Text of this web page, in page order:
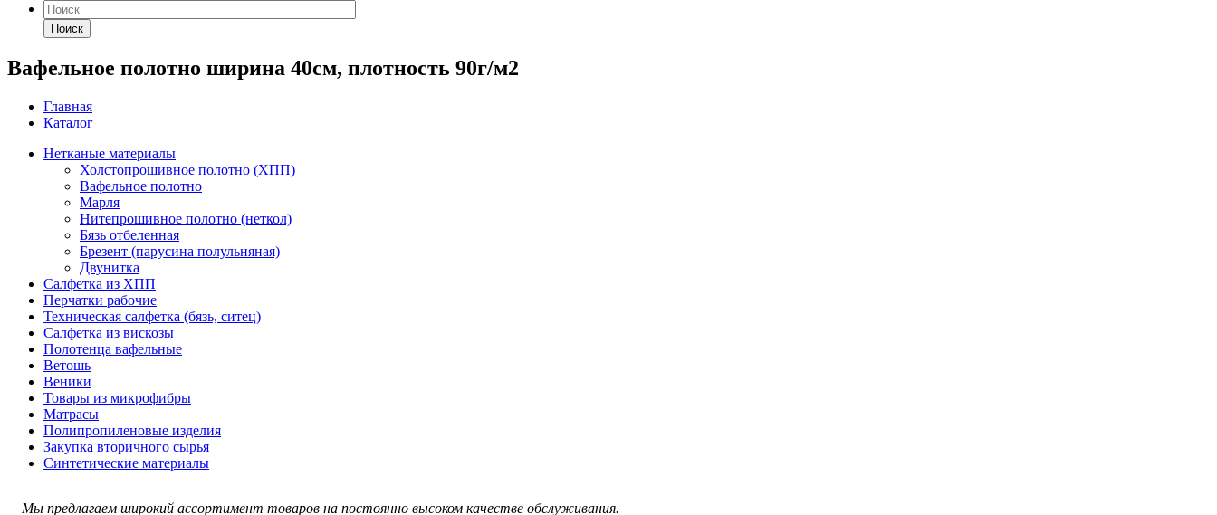
Поиск
Вафельное полотно ширина 40см, плотность 90г/м2
Главная
Каталог
Нетканые материалы
Холстопрошивное полотно (ХПП)
Вафельное полотно
Марля
Нитепрошивное полотно (неткол)
Бязь отбеленная
Брезент (парусина полульняная)
Двунитка
Салфетка из ХПП
Перчатки рабочие
Техническая салфетка (бязь, ситец)
Салфетка из вискозы
Полотенца вафельные
Ветошь
Веники
Товары из микрофибры
Матрасы
Полипропиленовые изделия
Закупка вторичного сырья
Синтетические материалы
Мы предлагаем широкий ассортимент товаров на постоянно высоком качестве обслуживания.